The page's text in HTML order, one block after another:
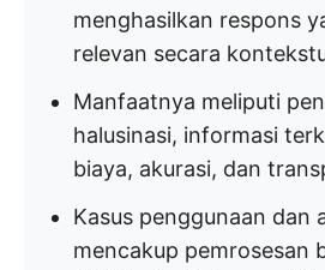
menghasilkan respons
relevan secara
Manfaatnya meliputi
halusinasi, informasi
biaya, akurasi, dan
Kasus penggunaan dan
mencakup pemrosesan